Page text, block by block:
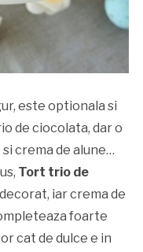
este optionala si
de ciocolata, dar o
crema de alune…
Tort trio de
iar crema de
foarte
cat de dulce e in